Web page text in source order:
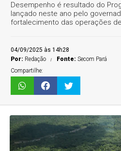
Desempenho é resultado do
lançado neste ano pelo
fortalecimento das operações
04/09/2025 às 14h28
Por: Redação Fonte:Secom Pará
Compartilhe: